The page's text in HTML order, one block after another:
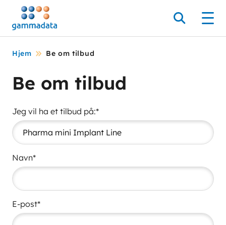
Hopp
hovedinnholdett
Søk
Hjem Be om tilbud
Be om tilbud
Jeg vil ha et tilbud på:*
Navn*
E-post*